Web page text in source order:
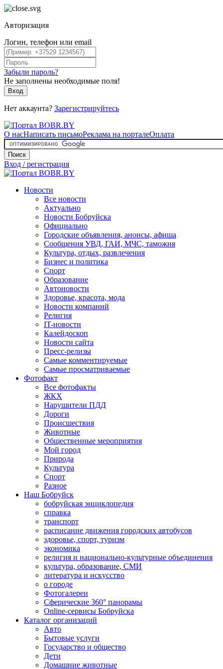
Авторизация
Логин, телефон или email
Забыли пароль?
Не заполнены необходимые поля!
Вход
Нет аккаунта? Зарегистрируйтесь
О насНаписать письмоРеклама на порталеОплата
Поиск
Вход / регистрация
Новости
Все новости
Актуально
Новости Бобруйска
Официально
Городские объявления, анонсы, афиша
Сообщения УВД, ГАИ, МЧС, таможня
Культура, отдых, развлечения
Бизнес и политика
Спорт
Образование
Автоновости
Здоровье, красота, мода
Новости компаний
Религия
IT-новости
Калейдоскоп
Новости сайта
Пресс-релизы
Самые комментируемые
Самые просматриваемые
Фотофакт
Все фотофакты
ЖКХ
Нарушители ПДД
Дороги
Происшествия
Животные
Общественные мероприятия
Мой город
Природа
Культура
Спорт
Разное
Наш Бобруйск
бобруйская энциклопедия
справка
транспорт
расписание движения городских автобусов
здоровье, спорт, туризм
экономика
религия и национально-культурные объединения
культура, образование, СМИ
литература и искусство
о городе
Фотогалереи
Сферические 360° панорамы
Online-сервисы Бобруйска
Каталог организаций
Авто
Бытовые услуги
Государство и общество
Дети
Домашние животные